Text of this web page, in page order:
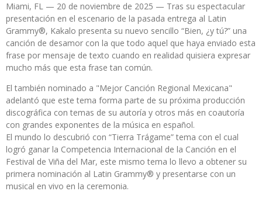
Miami, FL — 20 de noviembre de 2025 — Tras su espectacular
presentación en el escenario de la pasada entrega al Latin
Grammy®, Kakalo presenta su nuevo sencillo “Bien, ¿y tú?” una
canción de desamor con la que todo aquel que haya enviado esta
frase por mensaje de texto cuando en realidad quisiera expresar
mucho más que esta frase tan común.
El también nominado a "Mejor Canción Regional Mexicana"
adelantó que este tema forma parte de su próxima producción
discográfica con temas de su autoría y otros más en coautoría
con grandes exponentes de la música en español.
El mundo lo descubrió con “Tierra Trágame” tema con el cual
logró ganar la Competencia Internacional de la Canción en el
Festival de Viña del Mar, este mismo tema lo llevo a obtener su
primera nominación al Latin Grammy® y presentarse con un
musical en vivo en la ceremonia.